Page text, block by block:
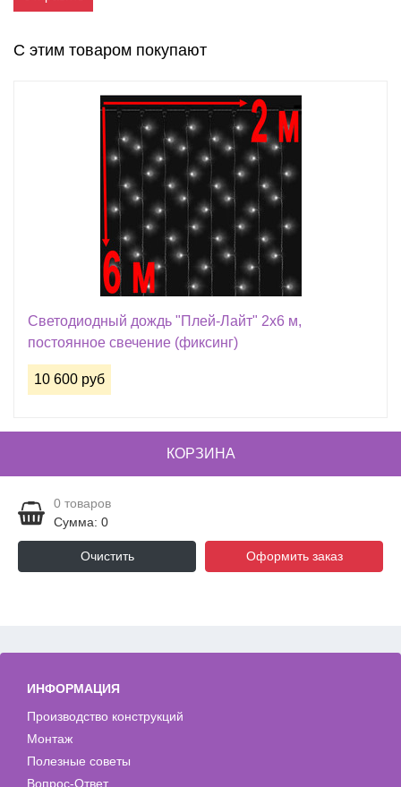
С этим товаром покупают
Светодиодный дождь "Плей-Лайт" 2х6 м,
постоянное свечение (фиксинг)
10 600 руб
КОРЗИНА
0 товаров
Сумма: 0
Очистить Оформить заказ
ИНФОРМАЦИЯ
Производство конструкций
Монтаж
Полезные советы
Вопрос-Ответ